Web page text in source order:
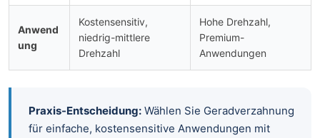
Anwend
ung
Kostensensitiv,
niedrig-mittlere
Drehzahl
Hohe Drehzahl,
Premium-
Anwendungen
Praxis-Entscheidung: Wählen Sie Geradverzahnung
für einfache, kostensensitive Anwendungen mit